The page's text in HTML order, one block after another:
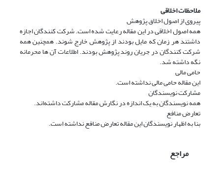
ملاحظات اخلاقی
پیروی از اصول اخلاق پژوهش
همه اصول اخلاقی در این مقاله رعایت شده است. شرکت کنندگان اجازه
داشتند هر زمان که مایل بودند از پژوهش خارج شوند. همچنین همه
شرکت کنندگان در جریان روند پژوهش بودند. اطلاعات آن ها محرمانه
نگه داشته شد.
حامی مالی
این مقاله حامی مالی نداشته است.
مشارکت نویسندگان
همه نویسندگان به یک اندازه در نگارش مقاله مشارکت داشته‌اند.
تعارض منافع
بنا به اظهار نویسندگان این مقاله تعارض منافع نداشته است.
مراجع